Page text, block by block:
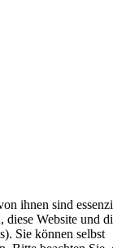
ihnen sind
diese Website und
Sie können selbst